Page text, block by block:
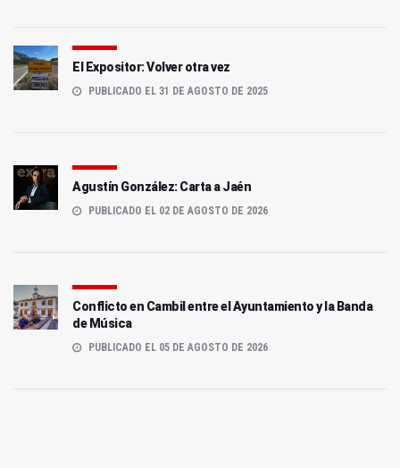
El Expositor: Volver otra vez
PUBLICADO EL 31 DE AGOSTO DE 2025
Agustín González: Carta a Jaén
PUBLICADO EL 02 DE AGOSTO DE 2026
Conflicto en Cambil entre el Ayuntamiento y la Banda
de Música
PUBLICADO EL 05 DE AGOSTO DE 2026